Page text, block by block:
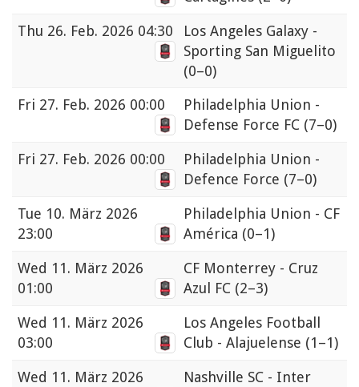
Thu 26. Feb. 2026 04:30
Los Angeles Galaxy -
Sporting San Miguelito
(0–0)
Fri 27. Feb. 2026 00:00
Philadelphia Union -
Defense Force FC (7–0)
Fri 27. Feb. 2026 00:00
Philadelphia Union -
Defence Force (7–0)
Tue 10. März 2026
23:00
Philadelphia Union - CF
América (0–1)
Wed 11. März 2026
01:00
CF Monterrey - Cruz
Azul FC (2–3)
Wed 11. März 2026
03:00
Los Angeles Football
Club - Alajuelense (1–1)
Wed 11. März 2026
Nashville SC - Inter